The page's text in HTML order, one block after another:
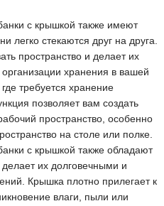
с крышкой также имеют
легко стекаются друг на друга.
пространство и делает их
хранения в вашей
требуется хранение
позволяет вам создать
пространство, особенно
на столе или полке.
с крышкой также обладают
делает их долговечными и
Крышка плотно прилегает к
влаги, пыли или